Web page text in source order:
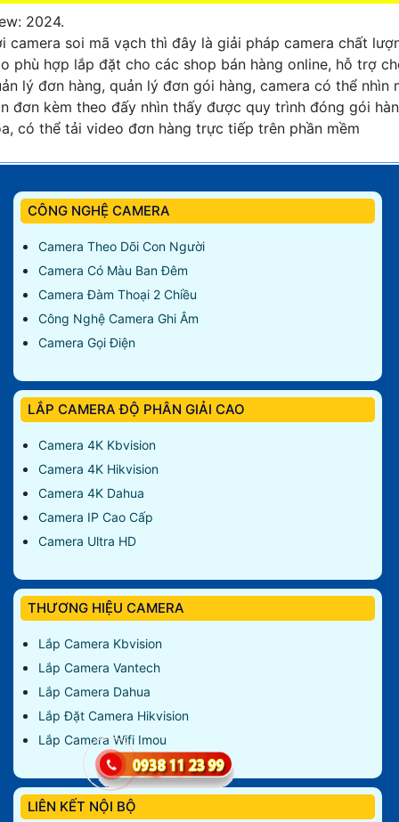
2024.
camera soi mã vạch thì đây là giải pháp camera chất
phù hợp lắp đặt cho các shop bán hàng online, hỗ trợ
lý đơn hàng, quản lý đơn gói hàng, camera có thể nhìn
đơn kèm theo đấy nhìn thấy được quy trình đóng gói
có thể tải video đơn hàng trực tiếp trên phần mềm
CÔNG NGHỆ CAMERA
Camera Theo Dõi Con Người
Camera Có Màu Ban Đêm
Camera Đàm Thoại 2 Chiều
Công Nghệ Camera Ghi Âm
Camera Gọi Điện
LẮP CAMERA ĐỘ PHÂN GIẢI CAO
Camera 4K Kbvision
Camera 4K Hikvision
Camera 4K Dahua
Camera IP Cao Cấp
Camera Ultra HD
THƯƠNG HIỆU CAMERA
Lắp Camera Kbvision
Lắp Camera Vantech
Lắp Camera Dahua
Lắp Đặt Camera Hikvision
Lắp Camera Wifi Imou
LIÊN KẾT NỘI BỘ